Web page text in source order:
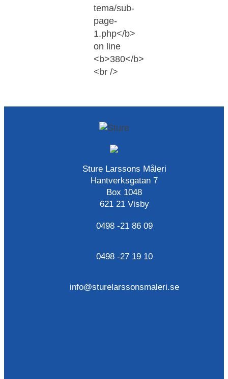
Sture Larssons Måleri
Hantverksgatan 7
Box 1048
621 21 Visby
0498 -21 86 09
0498 -27 19 10
info@sturelarssonsmaleri.se